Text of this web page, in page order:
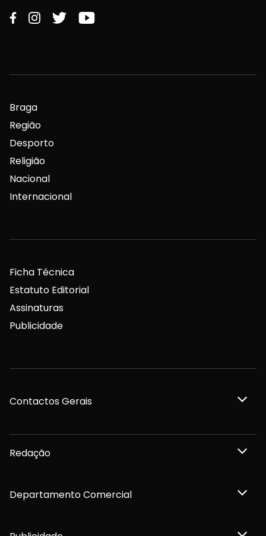
Braga
Região
Desporto
Religião
Nacional
Internacional
Ficha Técnica
Estatuto Editorial
Assinaturas
Publicidade
Contactos Gerais
Redação
Departamento Comercial